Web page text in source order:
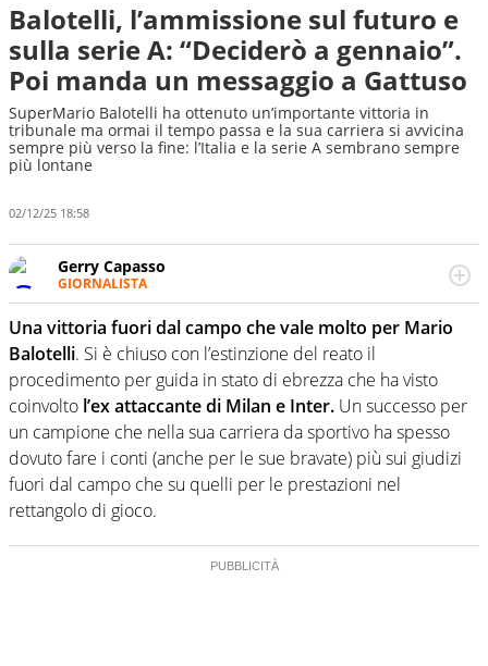
Balotelli, l’ammissione sul futuro e
sulla serie A: “Deciderò a gennaio”.
Poi manda un messaggio a Gattuso
SuperMario Balotelli ha ottenuto un’importante vittoria in
tribunale ma ormai il tempo passa e la sua carriera si avvicina
sempre più verso la fine: l’Italia e la serie A sembrano sempre
più lontane
02/12/25 18:58
Gerry Capasso
GIORNALISTA
Per lui gli sport americani non hanno segreti: basket,
football, baseball e la capacità innata di trovare la notizia
dove altri non vedono granché
Una vittoria fuori dal campo che vale molto per Mario
Balotelli. Si è chiuso con l’estinzione del reato il
procedimento per guida in stato di ebrezza che ha visto
coinvolto l’ex attaccante di Milan e Inter. Un successo per
un campione che nella sua carriera da sportivo ha spesso
dovuto fare i conti (anche per le sue bravate) più sui giudizi
fuori dal campo che su quelli per le prestazioni nel
rettangolo di gioco.